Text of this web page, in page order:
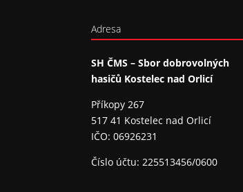
Adresa
SH ČMS – Sbor dobrovolných
hasičů Kostelec nad Orlicí
Příkopy 267
517 41 Kostelec nad Orlicí
IČO: 06926231
Číslo účtu: 225513456/0600